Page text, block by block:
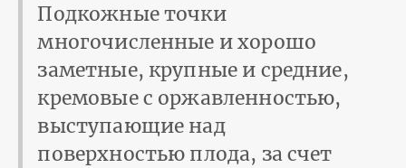
Подкожные точки
многочисленные и хорошо
заметные, крупные и средние,
кремовые с оржавленностью,
выступающие над
поверхностью плода, за счет